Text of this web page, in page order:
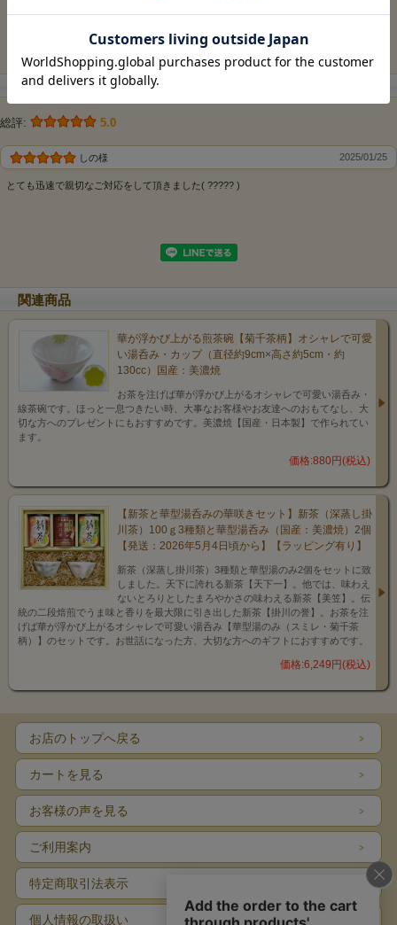
購入者のレビュー（1件）
総評: 5.0
しの様 2025/01/25
とても迅速で親切なご対応をして頂きました( ????? )
関連商品
華が浮かび上がる煎茶碗【菊千茶柄】オシャレで可愛
い湯呑み・カップ（直径約9cm×高さ約5cm・約
130cc）国産：美濃焼
お茶を注げば華が浮かび上がるオシャレで可愛い湯呑み・
線茶碗です。ほっと一息つきたい時、大事なお客様やお友達へのおもてなし、大
切な方へのプレゼントにもおすすめです。美濃焼【国産・日本製】で作られてい
ます。
価格:880円(税込)
【新茶と華型湯呑みの華咲きセット】新茶（深蒸し掛
川茶）100ｇ3種類と華型湯呑み（国産：美濃焼）2個
【発送：2026年5月4日頃から】【ラッピング有り】
新茶（深蒸し掛川茶）3種類と華型湯のみ2個をセットに致
しました。天下に誇れる新茶【天下一】。他では、味わえ
ないとろりとしたまろやかさの味わえる新茶【美笠】。伝
統の二段焙煎でうま味と香りを最大限に引き出した新茶【掛川の誉】。お茶を注
げば華が浮かび上がるオシャレで可愛い湯呑み【華型湯のみ（スミレ・菊千茶
柄）】のセットです。お世話になった方、大切な方へのギフトにおすすめです。
価格:6,249円(税込)
お店のトップへ戻る
カートを見る
お客様の声を見る
ご利用案内
特定商取引法表示
個人情報の取扱い